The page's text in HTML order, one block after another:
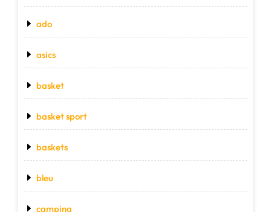
ado
asics
basket
basket sport
baskets
bleu
camping